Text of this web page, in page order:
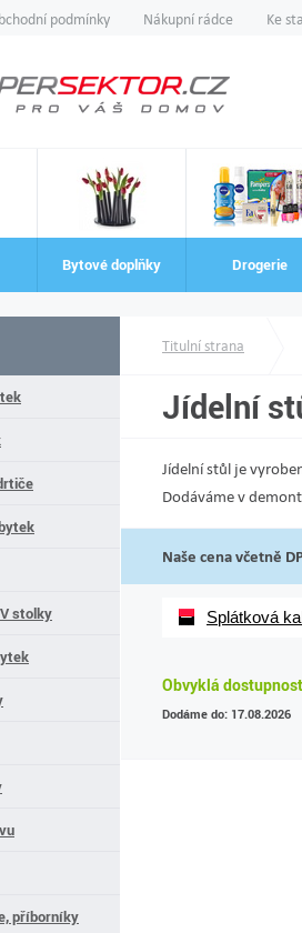
podmínky Nákupní rádce Ke
Bytové doplňky Drogerie
stolky
příborníky
Titulní strana
Jídelní
Jídelní stůl je
Dodáváme v
Naše cena včetně
Splátková
Obvyklá
Dodáme do: 17.08.2026